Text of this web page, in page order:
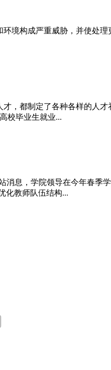
境构成严重威胁，并使处
，都制定了各种各样的人
校毕业生就业...
消息，学院领导在今年春
化教师队伍结构...